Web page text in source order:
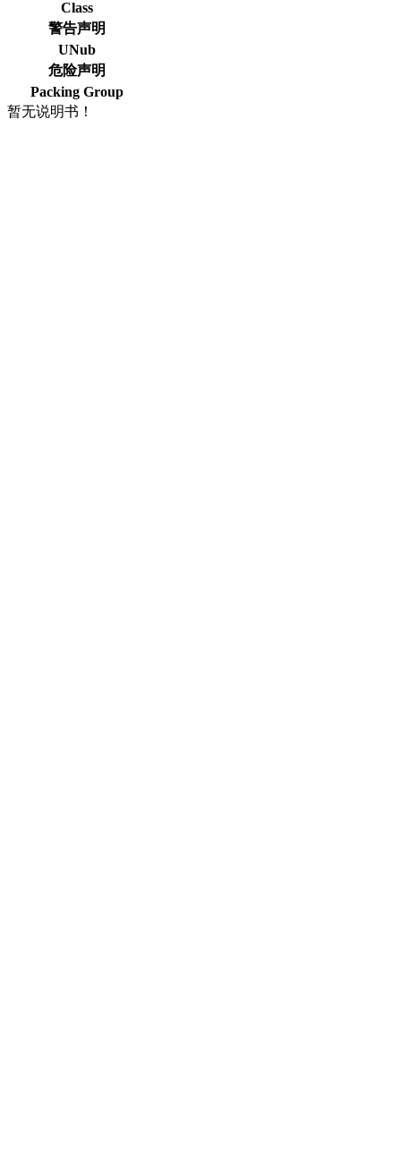
Class
警告声明
UNub
危险声明
Packing Group
暂无说明书！